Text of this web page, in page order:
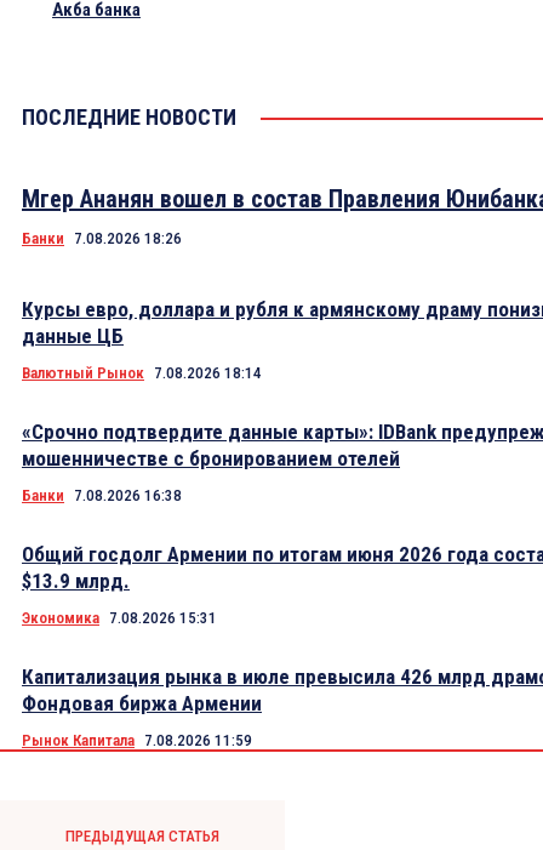
Акба банка
ПОСЛЕДНИЕ НОВОСТИ
Мгер Ананян вошел в состав Правления
Банки 7.08.2026 18:26
Курсы евро, доллара и рубля к армянскому драму
данные ЦБ
Валютный Рынок 7.08.2026 18:14
«Срочно подтвердите данные карты»: IDBank
мошенничестве с бронированием отелей
Банки 7.08.2026 16:38
Общий госдолг Армении по итогам июня 2026 года
$13.9 млрд.
Экономика 7.08.2026 15:31
Капитализация рынка в июле превысила 426 млрд
Фондовая биржа Армении
Рынок Капитала 7.08.2026 11:59
ПРЕДЫДУЩАЯ СТАТЬЯ